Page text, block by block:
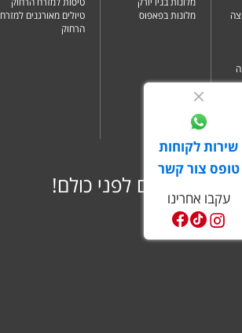
שירות לקוחות
טופס צור קשר
עקבו אחרינו
מלונות בפאפוס
טיולים מאורגנים למזרח
הרחוק
שווים לפני כולם!